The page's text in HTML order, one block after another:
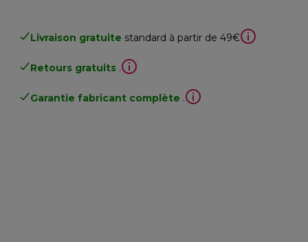
Livraison gratuite standard à partir de 49€
Retours gratuits .
Garantie fabricant complète .